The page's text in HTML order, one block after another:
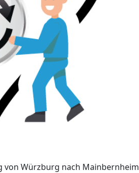
von Würzburg nach Mainbernheim